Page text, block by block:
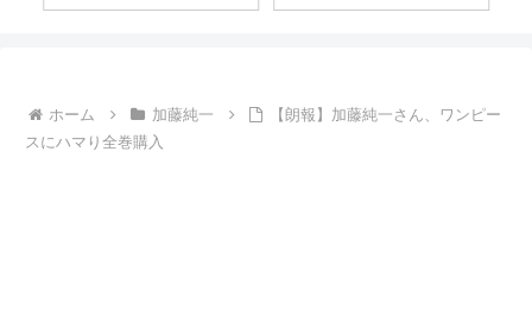
ホーム 加藤純一
【朗報】加藤純一さん、ワンピー
スにハマり全巻購入